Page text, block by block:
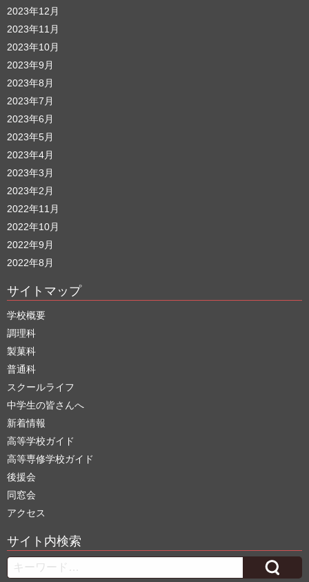
2023年12月
2023年11月
2023年10月
2023年9月
2023年8月
2023年7月
2023年6月
2023年5月
2023年4月
2023年3月
2023年2月
2022年11月
2022年10月
2022年9月
2022年8月
サイトマップ
学校概要
調理科
製菓科
普通科
スクールライフ
中学生の皆さんへ
新着情報
高等学校ガイド
高等専修学校ガイド
後援会
同窓会
アクセス
サイト内検索
Search